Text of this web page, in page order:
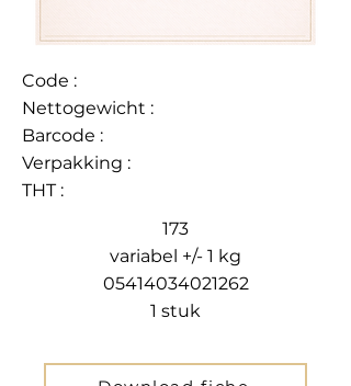
Code :
Nettogewicht :
Barcode :
Verpakking :
THT :
173
variabel +/- 1 kg
05414034021262
1 stuk